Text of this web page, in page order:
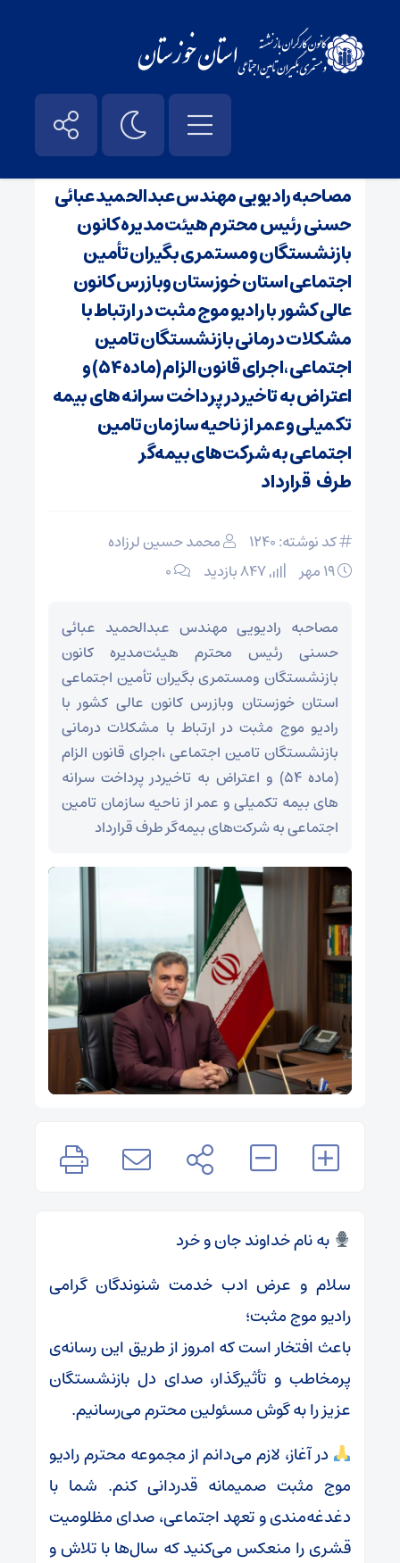
مصاحبه رادیویی مهندس عبدالحمید عبائی
حسنی رئیس محترم هیئت‌مدیره کانون
بازنشستگان ومستمری بگیران تأمین
اجتماعی استان خوزستان وبازرس کانون
عالی کشور با رادیو موج مثبت در ارتباط با
مشکلات درمانی بازنشستگان تامین
اجتماعی ،اجرای قانون الزام (ماده ۵۴) و
اعتراض به تاخیردر پرداخت سرانه های بیمه
تکمیلی و عمر از ناحیه سازمان تامین
اجتماعی به شرکت‌های بیمه‌گر
طرف قرارداد
کد نوشته: 1240
محمد حسین لرزاده
۰
مصاحبه رادیویی مهندس عبدالحمید عبائی
حسنی رئیس محترم هیئت‌مدیره کانون
بازنشستگان ومستمری بگیران تأمین اجتماعی
استان خوزستان وبازرس کانون عالی کشور با
رادیو موج مثبت در ارتباط با مشکلات درمانی
بازنشستگان تامین اجتماعی ،اجرای قانون الزام
(ماده ۵۴) و اعتراض به تاخیردر پرداخت سرانه
های بیمه تکمیلی و عمر از ناحیه سازمان تامین
اجتماعی به شرکت‌های بیمه‌گر طرف قرارداد
به نام خداوند جان و خرد
سلام و عرض ادب خدمت شنوندگان گرامی
رادیو موج مثبت؛
باعث افتخار است که امروز از طریق این رسانه‌ی
پرمخاطب و تأثیرگذار، صدای دل بازنشستگان
عزیز را به گوش مسئولین محترم می‌رسانیم.
در آغاز، لازم می‌دانم از مجموعه محترم رادیو
موج مثبت صمیمانه قدردانی کنم. شما با
دغدغه‌مندی و تعهد اجتماعی، صدای مظلومیت
قشری را منعکس می‌کنید که سال‌ها با تلاش و